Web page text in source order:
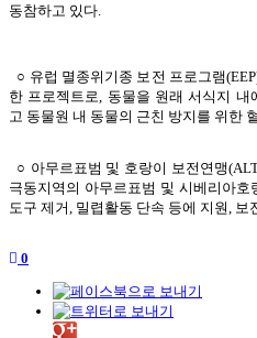
동참하고 있다.
○ 유럽 멸종위기종 보전 프로그램
한 프로젝트로, 동물을 원래 서식지
고 동물원 내 동물의 근친 방지를 위한
○ 아무르표범 및 호랑이 보전연맹
극동지역의 아무르표범 및 시베리아
도구 제거, 밀렵활동 단속 등에 지원, 보
0